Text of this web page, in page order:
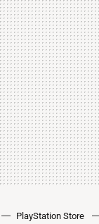
PlayStation Store